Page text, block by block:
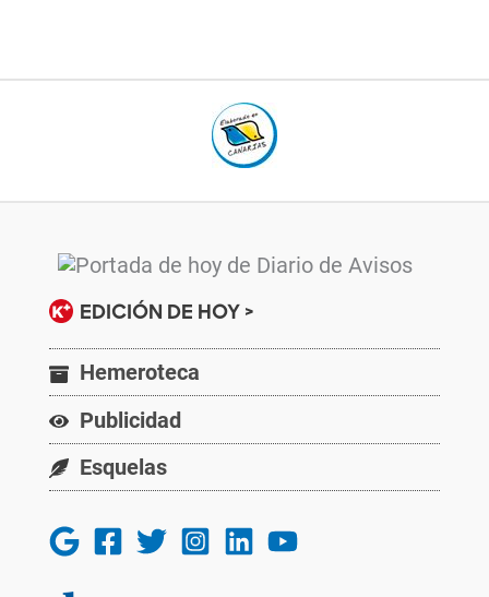
EDICIÓN DE HOY >
Hemeroteca
Publicidad
Esquelas